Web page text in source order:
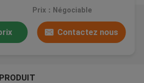
papier d'aluminium Mylar
à glissière en papier d'aluminium
Prix：Négociable
Contactez nous